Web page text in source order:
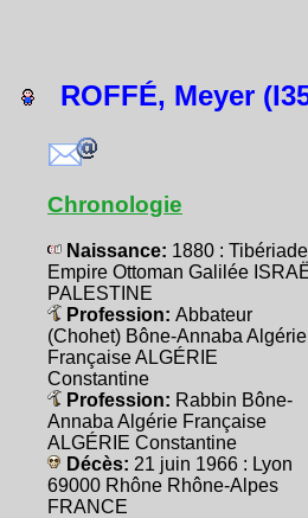
ROFFÉ, Meyer
Chronologie
Naissance: 1880 : Tibériade
Empire Ottoman Galilée
PALESTINE
Profession: Abbateur
(Chohet) Bône-Annaba Algérie
Française ALGÉRIE
Constantine
Profession: Rabbin Bône-
Annaba Algérie Française
ALGÉRIE Constantine
Décès: 21 juin 1966 : Lyon
69000 Rhône Rhône-Alpes
FRANCE